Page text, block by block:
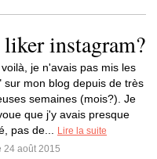
instagram?
je n'avais pas mis les
sur mon blog depuis de très
semaines (mois?). Je
que j'y avais presque
pas de...
Lire la suite
24 août 2015